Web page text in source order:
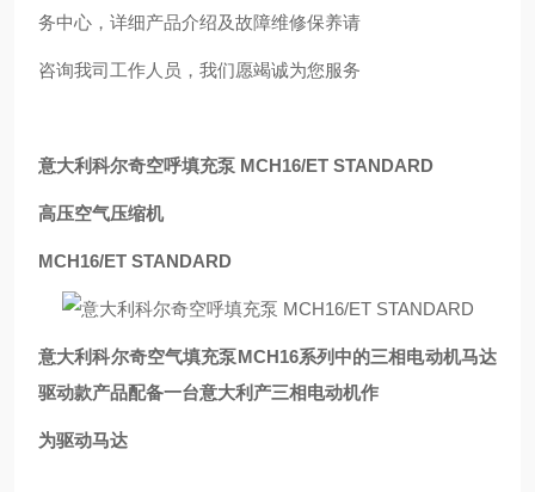
务中心，详细产品介绍及故障维修保养请
咨询我司工作人员，我们愿竭诚为您服务
意大利科尔奇空呼填充泵 MCH16/ET STANDARD
高压空气压缩机
MCH16/ET STANDARD
意大利科尔奇空气填充泵MCH16系列中的三相电动机马达
驱动款产品配备一台意大利产三相电动机作
为驱动马达